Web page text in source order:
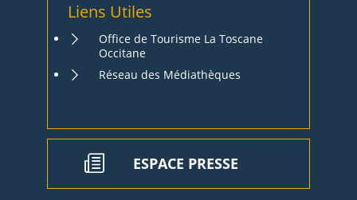
Liens Utiles
Office de Tourisme La Toscane
Occitane
Réseau des Médiathèques
ESPACE PRESSE